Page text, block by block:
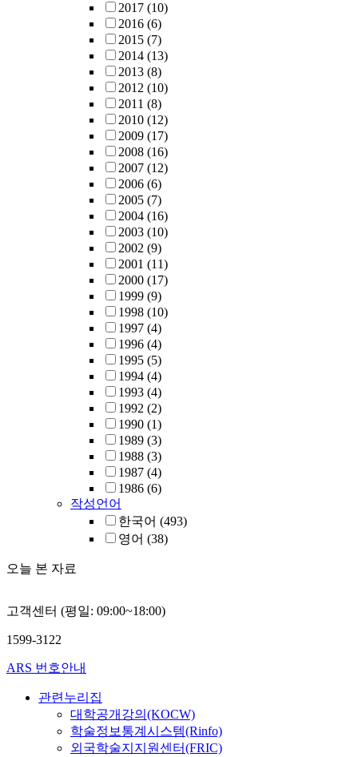
2017 (10)
2016 (6)
2015 (7)
2014 (13)
2013 (8)
2012 (10)
2011 (8)
2010 (12)
2009 (17)
2008 (16)
2007 (12)
2006 (6)
2005 (7)
2004 (16)
2003 (10)
2002 (9)
2001 (11)
2000 (17)
1999 (9)
1998 (10)
1997 (4)
1996 (4)
1995 (5)
1994 (4)
1993 (4)
1992 (2)
1990 (1)
1989 (3)
1988 (3)
1987 (4)
1986 (6)
작성언어
한국어 (493)
영어 (38)
오늘 본 자료
고객센터 (평일: 09:00~18:00)
1599-3122
ARS 번호안내
관련누리집
대학공개강의(KOCW)
학술정보통계시스템(Rinfo)
외국학술지지원센터(FRIC)